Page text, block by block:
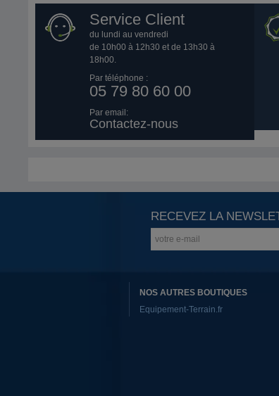
Service Client
du lundi au vendredi
de 10h00 à 12h30 et de 13h30 à
18h00.
Par téléphone :
05 79 80 60 00
Par email:
Contactez-nous
RECEVEZ LA
NOS AUTRES BOUTIQUES
Equipement-Terrain.fr